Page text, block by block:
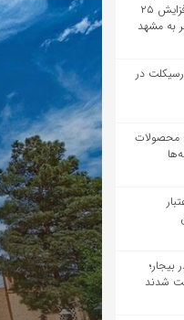
آمادگی خراسان رضوی برای افزایش ۲۵
به مشهد
در
محصولات
بیجار؛
شدند